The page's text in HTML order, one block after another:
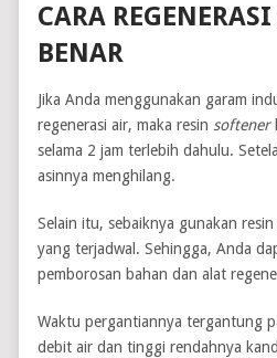
CARA
BENAR
Jika Anda menggunakan garam
regenerasi air, maka resinsoftener
selama 2 jam terlebih dahulu.
asinnya menghilang.
Selain itu, sebaiknya gunakan
yang terjadwal. Sehingga, Anda
pemborosan bahan dan alat
Waktu pergantiannya tergantung
debit air dan tinggi rendahnya